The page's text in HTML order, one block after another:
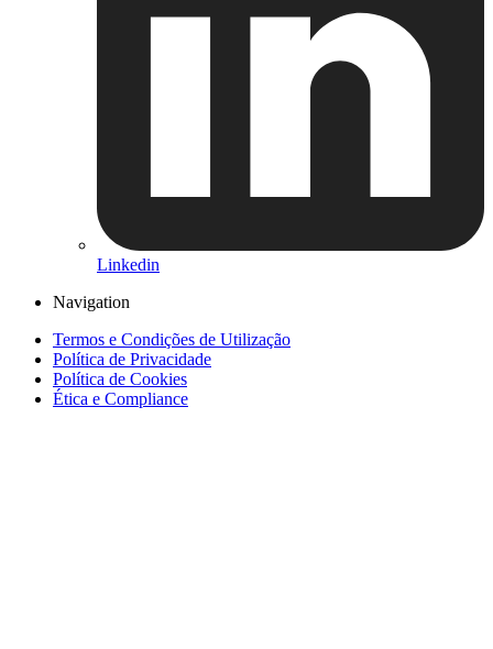
Linkedin
Navigation
Termos e Condições de Utilização
Política de Privacidade
Política de Cookies
Ética e Compliance